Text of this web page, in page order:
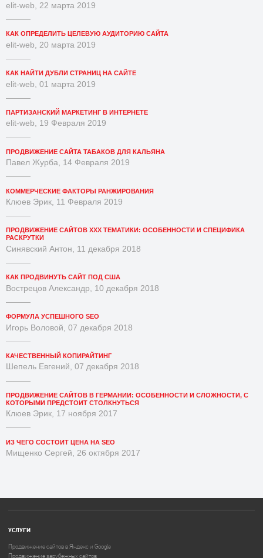
elit-web, 22 марта 2019
КАК ОПРЕДЕЛИТЬ ЦЕЛЕВУЮ АУДИТОРИЮ САЙТА
elit-web, 20 марта 2019
КАК НАЙТИ ДУБЛИ СТРАНИЦ НА САЙТЕ
elit-web, 01 марта 2019
ПАРТИЗАНСКИЙ МАРКЕТИНГ В ИНТЕРНЕТЕ
elit-web, 19 Февраля 2019
ПРОДВИЖЕНИЕ САЙТА ТАБАКОВ ДЛЯ КАЛЬЯНА
Павел Журба, 14 Февраля 2019
КОММЕРЧЕСКИЕ ФАКТОРЫ РАНЖИРОВАНИЯ
Клюев Эрик, 11 Февраля 2019
ПРОДВИЖЕНИЕ САЙТОВ XXX ТЕМАТИКИ: ОСОБЕННОСТИ И СПЕЦИФИКА
РАСКРУТКИ
Синявский Антон, 11 декабря 2018
КАК ПРОДВИНУТЬ САЙТ ПОД США
Вострецов Александр, 10 декабря 2018
ФОРМУЛА УСПЕШНОГО SEO
Игорь Воловой, 07 декабря 2018
КАЧЕСТВЕННЫЙ КОПИРАЙТИНГ
Шепель Евгений, 07 декабря 2018
ПРОДВИЖЕНИЕ САЙТОВ В ГЕРМАНИИ: ОСОБЕННОСТИ И СЛОЖНОСТИ, С
КОТОРЫМИ ПРЕДСТОИТ СТОЛКНУТЬСЯ
Клюев Эрик, 17 ноября 2017
ИЗ ЧЕГО СОСТОИТ ЦЕНА НА SEO
Мищенко Сергей, 26 октября 2017
УСЛУГИ
Продвижение сайтов в Яндекс и Google
Продвижение зарубежных сайтов